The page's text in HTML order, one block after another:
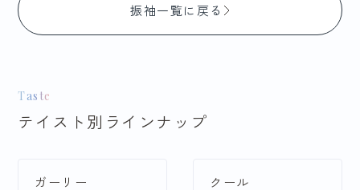
振袖一覧に戻る
Taste
テイスト別ラインナップ
ガーリー クール